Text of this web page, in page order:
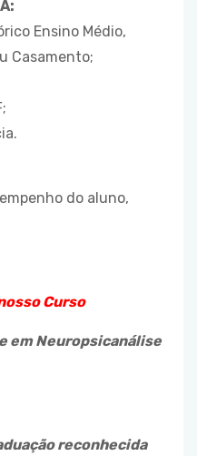
Ensino Médio,
Casamento;
do aluno,
Curso
em Neuropsicanálise
reconhecida